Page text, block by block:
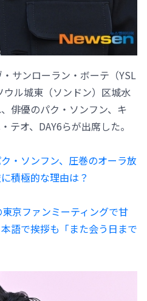
サンローラン・ボーテ（YSL
ル城東（ソンドン）区城水
俳優のパク・ソンフン、キ
テオ、DAY6らが出席した。
・ソンフン、圧巻のオーラ放
積極的な理由は？
京ファンミーティングで甘
語で挨拶も「また会う日まで